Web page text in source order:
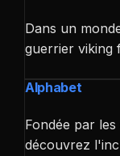
Dans un
guerrier viking
Alphabet
Fondée par
découvrez